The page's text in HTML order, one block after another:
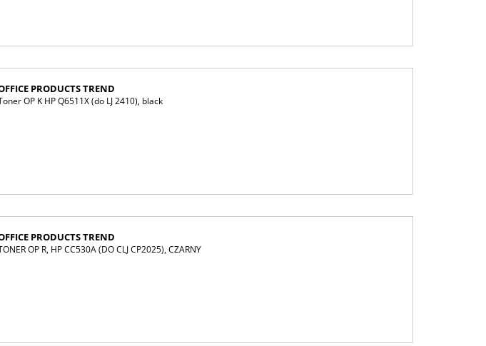
PRODUCTS TREND
OP K HP Q6511X (do LJ 2410), black
PRODUCTS TREND
OP R, HP CC530A (DO CLJ CP2025), CZARNY